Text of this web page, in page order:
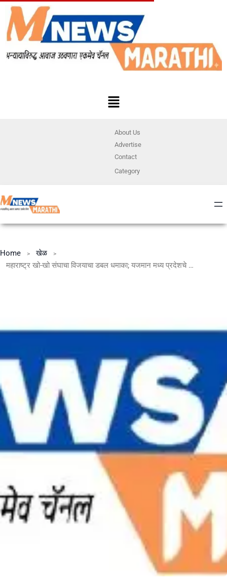
About Us
Advertise
Contact
Category
Home
खेळ
महाराष्ट्र खो-खो संघाचा विजयाचा डबल धमाका; यजमान मध्य प्रदेशचे दोन्ही संघ पराभूत